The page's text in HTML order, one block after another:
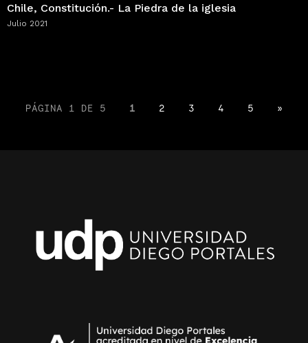
Chile, Constitución.- La Piedra de la iglesia
Julio 2021
PÁGINA 1 DE 5 1 2 3 4 5 »